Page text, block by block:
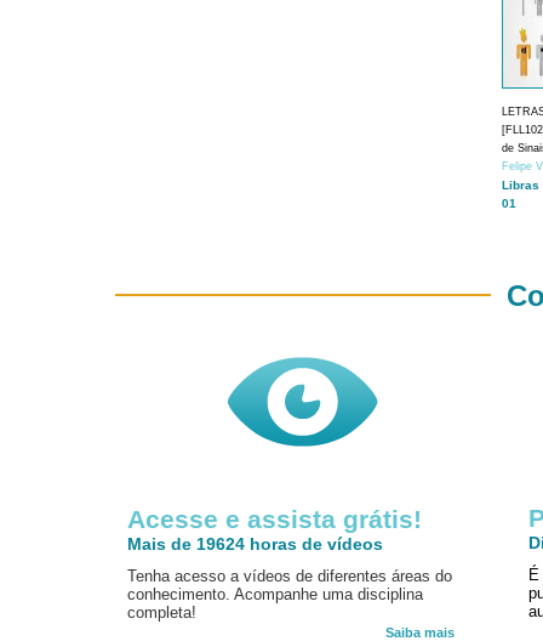
de
Felipe
Libras
01
Acesse e assista grátis!
Mais de 19624 horas de vídeos
Tenha acesso a vídeos de diferentes áreas do
conhecimento. Acompanhe uma disciplina
completa!
Saiba mais